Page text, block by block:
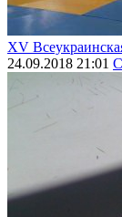
ХV
24.09.2018 21:01